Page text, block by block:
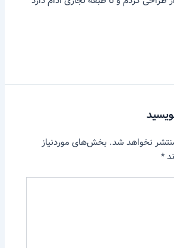
نخواهد شد. بخش‌های موردنیاز
*